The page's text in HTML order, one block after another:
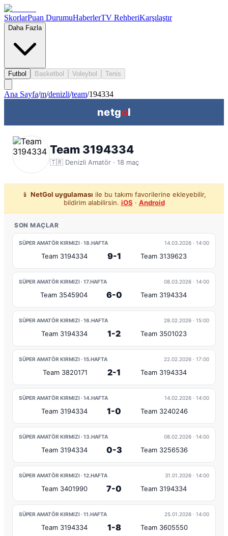
SkorlarPuan DurumuHaberlerTV RehberiKarşılaştır
Daha Fazla
Futbol Basketbol Voleybol Tenis
Ana Sayfa/m/denizli/team/194334
netgol
Team 3194334
🇹🇷 Denizli Amatör · 18 maç
📱 NetGol uygulaması ile bu takımı favorilerine ekleyebilir,
bildirim alabilirsin. iOS · Android
SON MAÇLAR
SÜPER AMATÖR KIRMIZI · 18.HAFTA 14.03.2026 · 14:00
Team 3194334 9-1 Team 3139623
SÜPER AMATÖR KIRMIZI · 17.HAFTA 08.03.2026 · 14:00
Team 3545904 6-0 Team 3194334
SÜPER AMATÖR KIRMIZI · 16.HAFTA 28.02.2026 · 15:00
Team 3194334 1-2 Team 3501023
SÜPER AMATÖR KIRMIZI · 15.HAFTA 22.02.2026 · 17:00
Team 3820171 2-1 Team 3194334
SÜPER AMATÖR KIRMIZI · 14.HAFTA 14.02.2026 · 14:00
Team 3194334 1-0 Team 3240246
SÜPER AMATÖR KIRMIZI · 13.HAFTA 08.02.2026 · 14:00
Team 3194334 0-3 Team 3256536
SÜPER AMATÖR KIRMIZI · 12.HAFTA 31.01.2026 · 14:00
Team 3401990 7-0 Team 3194334
SÜPER AMATÖR KIRMIZI · 11.HAFTA 25.01.2026 · 14:00
Team 3194334 1-8 Team 3605550